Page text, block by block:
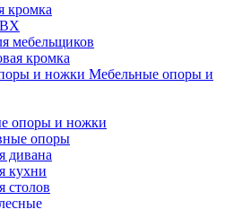
кромка
мебельщиков
кромка
Мебельные опоры и
опоры и ножки
опоры
дивана
кухни
столов